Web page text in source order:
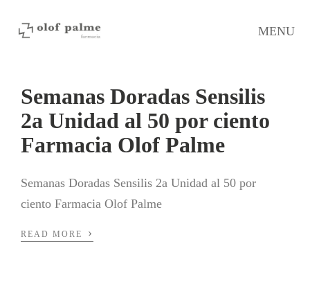
MENU
Semanas Doradas Sensilis
2a Unidad al 50 por ciento
Farmacia Olof Palme
Semanas Doradas Sensilis 2a Unidad al 50 por
ciento Farmacia Olof Palme
READ MORE ›